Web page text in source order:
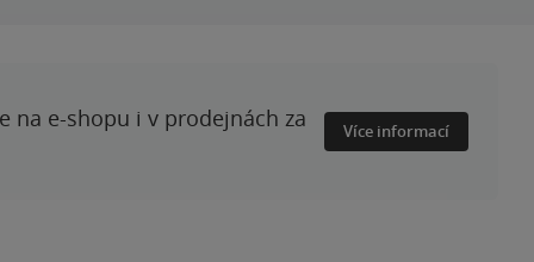
na e-shopu i v prodejnách za
Více informací